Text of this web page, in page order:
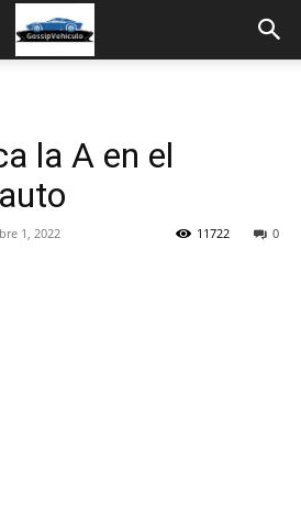
la A en el
1, 2022 0
11722